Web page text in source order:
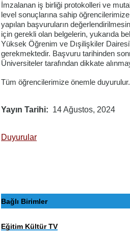
İmzalanan iş birliği protokolleri ve
level sonuçlarına sahip
yapılan başvuruların
için gerekli olan belgelerin, yukarıda
Yüksek Öğrenim ve Dışilişkiler
gerekmektedir. Başvuru tarihinden
Üniversiteler tarafından dikkate
Tüm öğrencilerimize önemle
Yayın Tarihi 14 Ağustos, 2024
Duyurular
Bağlı Birimler
Eğitim Kültür TV